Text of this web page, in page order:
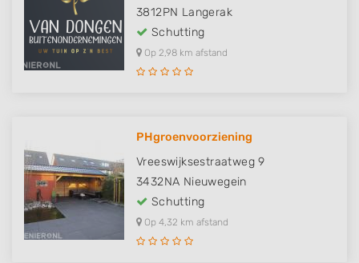
3812PN Langerak
Schutting
Op 2,98 km afstand
PHgroenvoorziening
Vreeswijksestraatweg 9
3432NA Nieuwegein
Schutting
Op 4,32 km afstand